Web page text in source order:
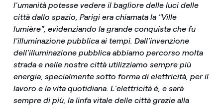
l'umanità potesse vedere il bagliore delle luci delle
città dallo spazio, Parigi era chiamata la "Ville
lumière", evidenziando la grande conquista che fu
l'illuminazione pubblica ai tempi. Dall'invenzione
dell'illuminazione pubblica abbiamo percorso molta
strada e nelle nostre città utilizziamo sempre più
energia, specialmente sotto forma di elettricità, per il
lavoro e la vita quotidiana. L'elettricità è, e sarà
sempre di più, la linfa vitale delle città grazie alla